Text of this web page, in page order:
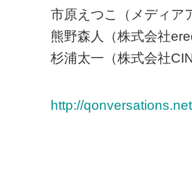
市原えつこ（メディア
熊野森⼈（株式会社
杉浦太⼀（株式会社
http://